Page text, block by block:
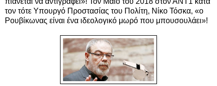
τον τότε Υπουργό Προστασίας του Πολίτη, Νίκο Τόσκα, «ο
Ρουβίκωνας είναι ένα ιδεολογικό μωρό που μπουσουλάει»!